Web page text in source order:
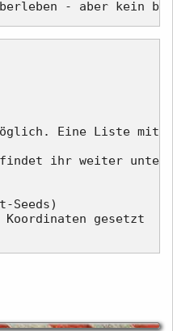
Eine Liste mit
ihr weiter unten
gesetzt